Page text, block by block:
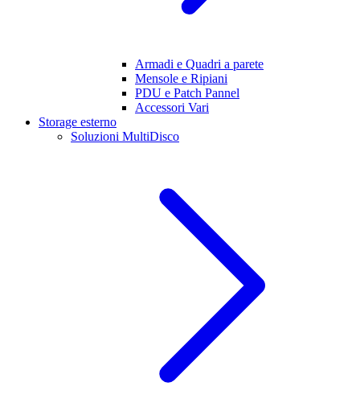
Armadi e Quadri a parete
Mensole e Ripiani
PDU e Patch Pannel
Accessori Vari
Storage esterno
Soluzioni MultiDisco